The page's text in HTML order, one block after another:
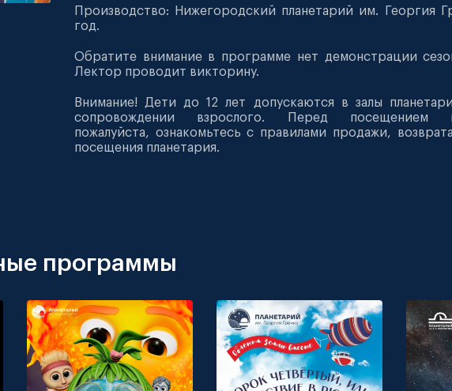
Производство: Нижегородский планетарий им. Георгия
год.
Обратите внимание в программе нет демонстрации
Лектор проводит викторину.
Внимание! Дети до 12 лет допускаются в залы
сопровождении взрослого. Перед посещением
пожалуйста, ознакомьтесь с правилами продажи,
посещения планетария.
программы